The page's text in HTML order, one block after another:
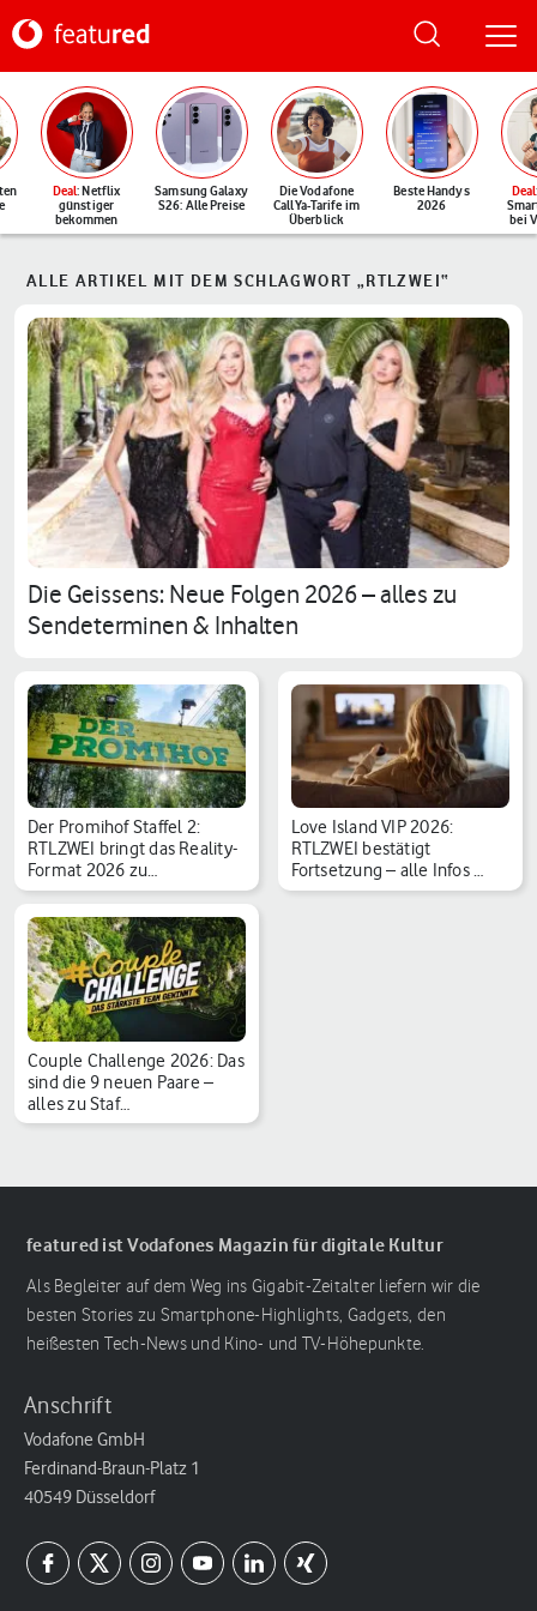
Deal: Netflix
günstiger
bekommen
Samsung Galaxy
S26: Alle Preise
Die Vodafone
CallYa-Tarife im
Überblick
Beste Handys
2026
Deal
bei
ALLE ARTIKEL MIT DEM SCHLAGWORT „RTLZWEI“
Die Geissens: Neue Folgen 2026 – alles zu
Sendeterminen & Inhalten
Der Promihof Staffel 2:
RTLZWEI bringt das Reality-
Format 2026 zu…
Love Island VIP 2026:
RTLZWEI bestätigt
Fortsetzung – alle Infos …
Couple Challenge 2026: Das
sind die 9 neuen Paare –
alles zu Staf…
featured ist Vodafones Magazin für digitale Kultur
Als Begleiter auf dem Weg ins Gigabit-Zeitalter liefern wir die
besten Stories zu Smartphone-Highlights, Gadgets, den
heißesten Tech-News und Kino- und TV-Höhepunkte.
Anschrift
Vodafone GmbH
Ferdinand-Braun-Platz 1
40549 Düsseldorf